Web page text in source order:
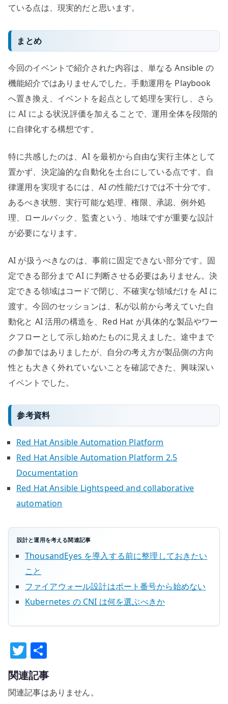
ている点は、現実的だと思います。
まとめ
今回のイベントで紹介された内容は、単なる Ansible の
機能紹介ではありませんでした。手動運用を Playbook
へ置き換え、イベントを起点として処理を実行し、さら
に AI による状況評価を加えることで、運用全体を段階的
に自律化する構想です。
特に共感したのは、AI を最初から自由な実行主体として
置かず、決定論的な自動化を土台にしている点です。自
律運用を実現するには、AI の性能だけでは不十分です。
あるべき状態、実行可能な処理、権限、承認、例外処
理、ロールバック、監査という、地味ですが重要な設計
が必要になります。
AI が扱うべきなのは、事前に固定できない部分です。固
定できる部分まで AI に判断させる必要はありません。決
定できる領域はコードで閉じ、不確実な領域だけを AI に
渡す。今回のセッションは、私が以前から考えていた自
動化と AI 活用の構造を、Red Hat が具体的な製品やワー
クフローとして示し始めたものに見えました。途中まで
の参加ではありましたが、自分の考え方が製品側の方向
性とも大きく外れていないことを確認できた、興味深い
イベントでした。
参考資料
Red Hat Ansible Automation Platform
Red Hat Ansible Automation Platform 2.5
Documentation
Red Hat Ansible Lightspeed and collaborative
automation
設計と運用を考える関連記事
ThousandEyes を導入する前に整理しておきたい
こと
ファイアウォール設計はポート番号から始めない
Kubernetes の CNI は何を選ぶべきか
T
w
it
te
有
関連記事
関連記事はありません。